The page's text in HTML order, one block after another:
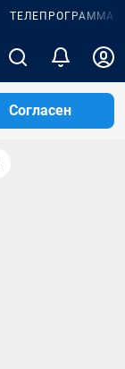
ТЕЛЕПРОГРАММА
Согласен